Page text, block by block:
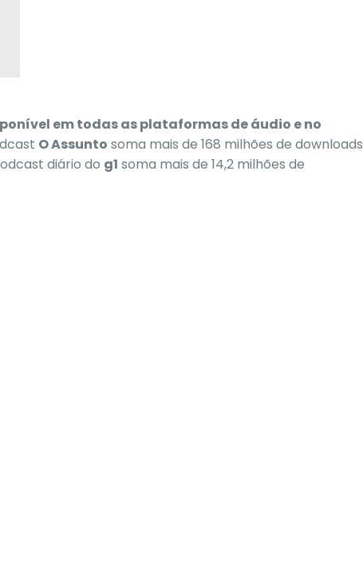
em todas as plataformas de áudio e no
O Assunto soma mais de 168 milhões de downloads
diário do g1 soma mais de 14,2 milhões de